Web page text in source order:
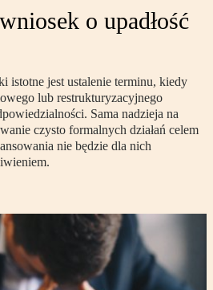
o upadłość
istotne jest ustalenie terminu, kiedy
lub restrukturyzacyjnego
Sama nadzieja na
czysto formalnych działań celem
nie będzie dla nich